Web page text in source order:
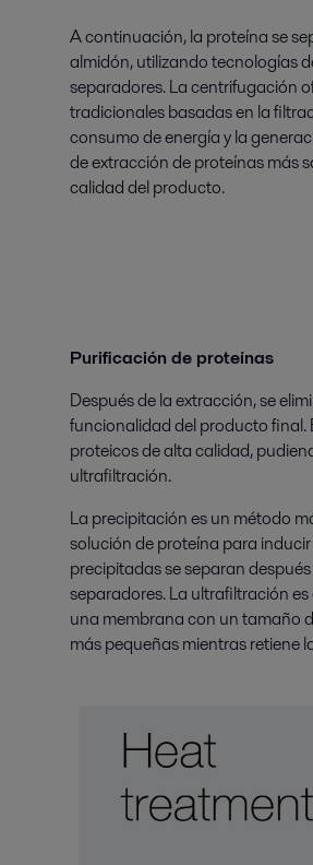
A continuación, la proteína se
almidón, utilizando tecnologías
separadores. La centrifugación
tradicionales basadas en la
consumo de energía y la
de extracción de proteínas más
calidad del producto.
Purificación de proteínas
Después de la extracción, se
funcionalidad del producto final.
proteicos de alta calidad,
ultrafiltración.
La precipitación es un método
solución de proteína para
precipitadas se separan
separadores. La ultrafiltración
una membrana con un tamaño
más pequeñas mientras retiene